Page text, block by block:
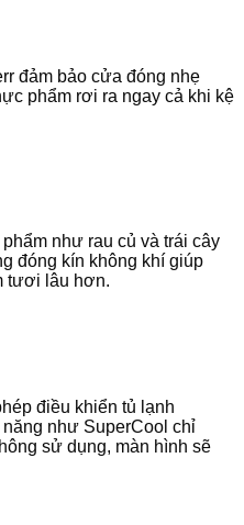
đảm bảo cửa đóng nhẹ
phẩm rơi ra ngay cả khi kệ
như rau củ và trái cây
đóng kín không khí giúp
tươi lâu hơn.
điều khiển tủ lạnh
như SuperCool chỉ
sử dụng, màn hình sẽ